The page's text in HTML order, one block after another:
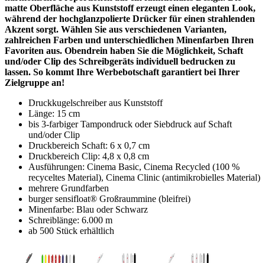
matte Oberfläche aus Kunststoff erzeugt einen eleganten Look,
während der hochglanzpolierte Drücker für einen strahlenden
Akzent sorgt. Wählen Sie aus verschiedenen Varianten,
zahlreichen Farben und unterschiedlichen Minenfarben Ihren
Favoriten aus. Obendrein haben Sie die Möglichkeit, Schaft
und/oder Clip des Schreibgeräts individuell bedrucken zu
lassen. So kommt Ihre Werbebotschaft garantiert bei Ihrer
Zielgruppe an!
Druckkugelschreiber aus Kunststoff
Länge: 15 cm
bis 3-farbiger Tampondruck oder Siebdruck auf Schaft
und/oder Clip
Druckbereich Schaft: 6 x 0,7 cm
Druckbereich Clip: 4,8 x 0,8 cm
Ausführungen: Cinema Basic, Cinema Recycled (100 %
recyceltes Material), Cinema Clinic (antimikrobielles Material)
mehrere Grundfarben
burger sensifloat® Großraummine (bleifrei)
Minenfarbe: Blau oder Schwarz
Schreiblänge: 6.000 m
ab 500 Stück erhältlich